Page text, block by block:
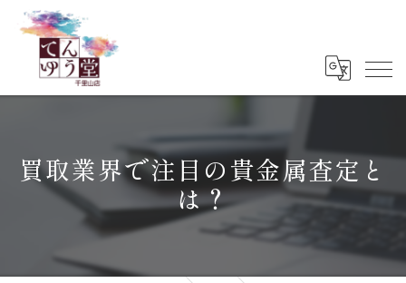
買取業界で注目の貴金属査定と
は？